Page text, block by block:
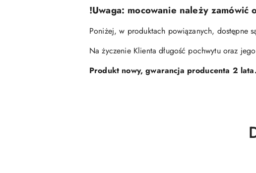
!Uwaga: mocowanie należy zamówić
Poniżej, w produktach powiązanych, dostępne
Na życzenie Klienta długość pochwytu oraz
Produkt nowy, gwarancja producenta 2 lata.